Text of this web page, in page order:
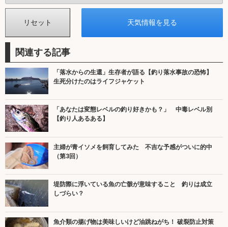
関連する記事
「落水からの生還」生存者が語る【釣り落水事故の恐怖】
生死分けたのはライフジャケット
「あなたは変態レベルの釣り好きかも？」 中毒レベル別
【釣り人あるある】
主婦が青イソメを飼育してみた 不吉な予感がついに的中
（第3回）
堤防際に浮いている魚の亡骸が意味すること 釣りは成立
しづらい？
魚介類の揚げ物は美味しいけど油跳ねがち！ 破裂防止対策